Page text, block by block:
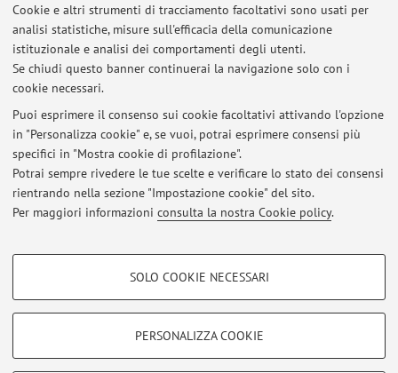
Cookie e altri strumenti di tracciamento facoltativi sono usati per
analisi statistiche, misure sull'efficacia della comunicazione
istituzionale e analisi dei comportamenti degli utenti.
Se chiudi questo banner continuerai la navigazione solo con i
cookie necessari.
Puoi esprimere il consenso sui cookie facoltativi attivando l'opzione
in "Personalizza cookie" e, se vuoi, potrai esprimere consensi più
specifici in "Mostra cookie di profilazione".
Potrai sempre rivedere le tue scelte e verificare lo stato dei consensi
rientrando nella sezione "Impostazione cookie" del sito.
Per maggiori informazioni consulta la nostra Cookie policy.
COOKIE DI PROFILAZIONE - FACOLTATIVI
SOLO COOKIE NECESSARI
PERSONALIZZA COOKIE
Ultimi avvisi
Esami Marketing 9 giugno in modalità online
Pubblicato il: 25 maggio 2021
Ricevimento 9 settembre spostato 13 settembre
Pubblicato il: 09 settembre 2019
Ricevimento 27 maggio spostato a venerdi 31 maggio
Pubblicato il: 27 maggio 2019
Area riservata
Accedi tramiteloginper gestire tutti i contenuti del sito.